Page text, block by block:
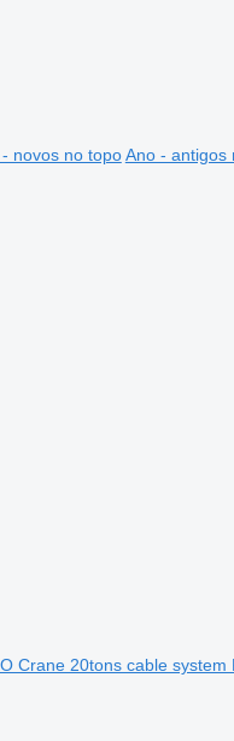
novos no topo Ano - antigos